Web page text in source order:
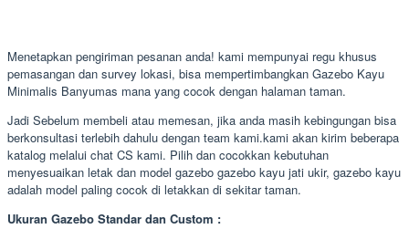
Menetapkan pengiriman pesanan anda! kami mempunyai regu khusus
pemasangan dan survey lokasi, bisa mempertimbangkan Gazebo Kayu
Minimalis Banyumas mana yang cocok dengan halaman taman.
Jadi Sebelum membeli atau memesan, jika anda masih kebingungan bisa
berkonsultasi terlebih dahulu dengan team kami.kami akan kirim beberapa
katalog melalui chat CS kami. Pilih dan cocokkan kebutuhan
menyesuaikan letak dan model gazebo gazebo kayu jati ukir, gazebo kayu
adalah model paling cocok di letakkan di sekitar taman.
Ukuran Gazebo Standar dan Custom :